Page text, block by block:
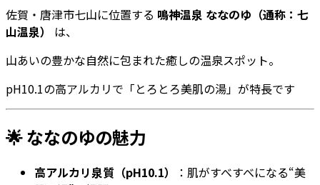
佐賀・唐津市七山に位置する 鳴神温泉 ななのゆ（通称：七
山温泉）
は、
山あいの豊かな自然に包まれた癒しの温泉スポット。
pH10.1の高アルカリで「とろとろ美肌の湯」が特長です
🌟 ななのゆの魅力
高アルカリ泉質（pH10.1）
：肌がすべすべになる“美